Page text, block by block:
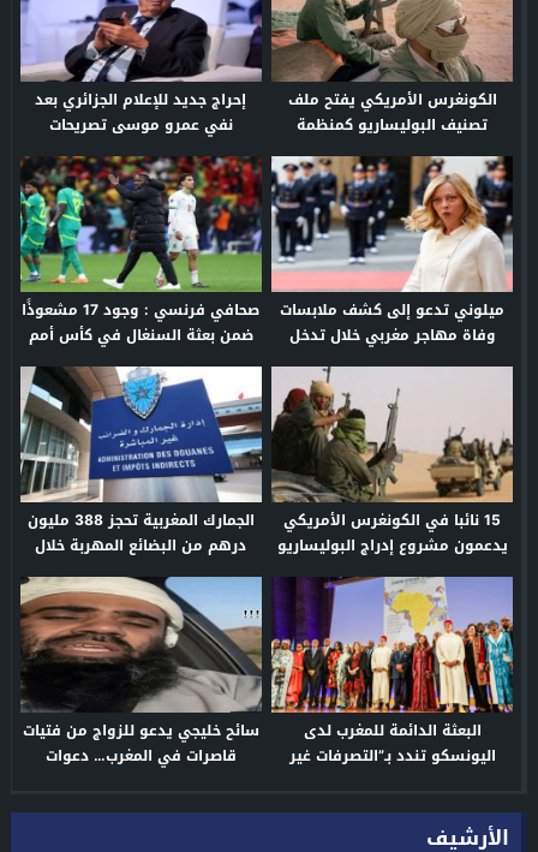
الكونغرس الأمريكي يفتح ملف
تصنيف البوليساريو كمنظمة
إرهابية
إحراج جديد للإعلام الجزائري بعد
نفي عمرو موسى تصريحات
منسوبة إليه ضد المغرب
ميلوني تدعو إلى كشف ملابسات
وفاة مهاجر مغربي خلال تدخل
أمني بإيطاليا
صحافي فرنسي : وجود 17 مشعوذًا
ضمن بعثة السنغال في كأس أمم
إفريقيا 2025
15 نائبا في الكونغرس الأمريكي
يدعمون مشروع إدراج البوليساريو
ضمن قائمة المنظمات الإرهابية
الجمارك المغربية تحجز 388 مليون
درهم من البضائع المهربة خلال
2025
البعثة الدائمة للمغرب لدى
اليونسكو تندد بـ”التصرفات غير
إفريقيا
سائح خليجي يدعو للزواج من فتيات
قاصرات في المغرب… دعوات
الأرشيف